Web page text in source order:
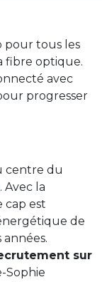
pour tous les
fibre optique.
avec
progresser
centre du
. Avec la
cap est
de
années.
sur
Sophie